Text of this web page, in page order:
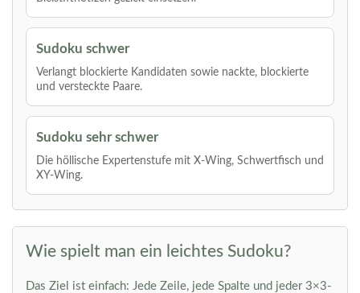
Sudoku schwer
Verlangt blockierte Kandidaten sowie nackte, blockierte
und versteckte Paare.
Sudoku sehr schwer
Die höllische Expertenstufe mit X-Wing, Schwertfisch und
XY-Wing.
Wie spielt man ein leichtes Sudoku?
Das Ziel ist einfach: Jede Zeile, jede Spalte und jeder 3×3-